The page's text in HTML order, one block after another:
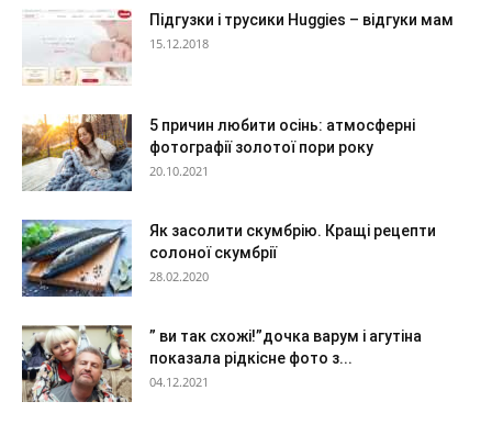
Підгузки і трусики Huggies – відгуки мам
15.12.2018
5 причин любити осінь: атмосферні
фотографії золотої пори року
20.10.2021
Як засолити скумбрію. Кращі рецепти
солоної скумбрії
28.02.2020
” ви так схожі!”дочка варум і агутіна
показала рідкісне фото з...
04.12.2021